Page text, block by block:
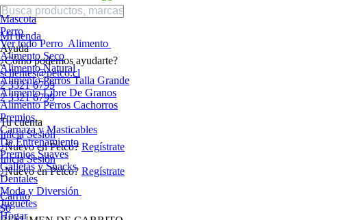
Mi tienda
Ayuda
¿Cómo podemos ayudarte?
sclientes@petco.cl
2 3321 6799
2 3321 6799
Tu cuenta
Inicia Sesión
¿Nuevo en Petco? Regístrate
Inicia Sesión
¿Nuevo en Petco? Regístrate
Carrito
$0
Mascota
Perro
Ver todo Perro Alimento
Alimento Seco
Alimento Natural
Alimento Perros Talla Grande
Alimento Libre De Granos
Alimento Perros Cachorros
Premios
Carnaza y Masticables
De Entrenamiento
Premios Suaves
Galletas y Snacks
Dentales
Moda y Diversión
Juguetes
Hogar